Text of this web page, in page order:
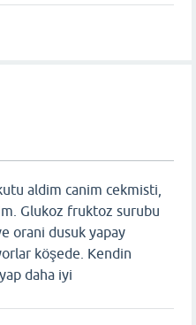
aldim canim cekmisti,
Glukoz fruktoz surubu
orani dusuk yapay
köşede. Kendin
daha iyi